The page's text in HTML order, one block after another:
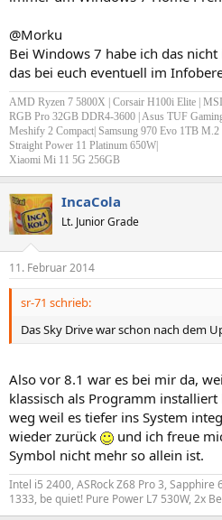
@Morku
Bei Windows 7 habe ich das
das bei euch eventuell im
AMD Ryzen 7 5800X | Corsair H100i Elite |
RGB Pro 32GB DDR4-3600 | Asus TUF
Meshify 2 Compact| Samsung 970 Evo 1TB
Straight Power 11 Platinum 650W|
Xiaomi Mi 11 5G 256GB
IncaCola
Lt. Junior Grade
11. Februar 2014
sr-71 schrieb:
Das Sky Drive war schon nach dem
Also vor 8.1 war es bei mir da,
klassisch als Programm
weg weil es tiefer ins System
wieder zurück
und ich freue
Symbol nicht mehr so allein ist.
Intel i5 2400, ASRock Z68 Pro 3, Sapphire
1333, be quiet! Pure Power L7 530W, 2x